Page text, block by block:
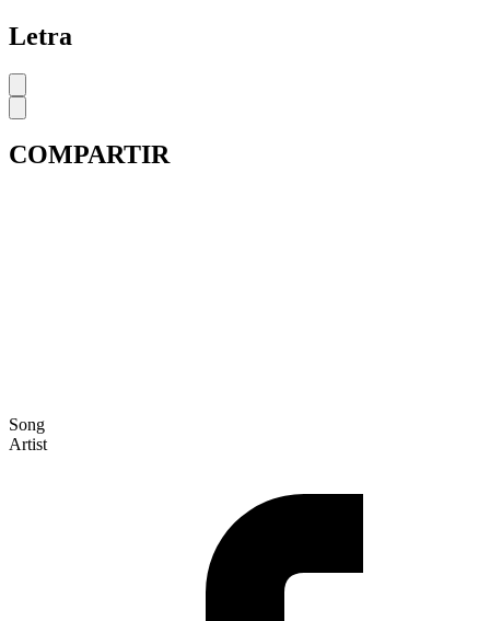
Letra
COMPARTIR
Song
Artist